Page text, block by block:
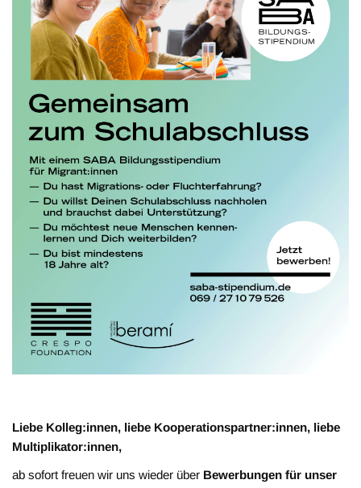
Liebe Kolleg:innen, liebe Kooperationspartner:innen, liebe
Multiplikator:innen,
ab sofort freuen wir uns wieder über Bewerbungen für unser